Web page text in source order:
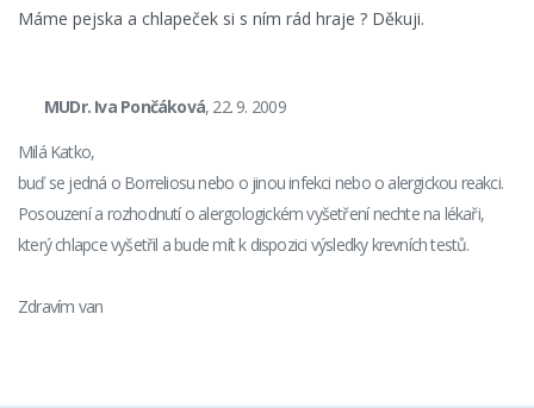
Máme pejska a chlapeček si s ním rád hraje ? Děkuji.
MUDr. Iva Pončáková, 22. 9. 2009
Milá Katko,
buď se jedná o Borreliosu nebo o jinou infekci nebo o alergickou reakci.
Posouzení a rozhodnutí o alergologickém vyšetření nechte na lékaři,
který chlapce vyšetřil a bude mít k dispozici výsledky krevních testů.
Zdravím van